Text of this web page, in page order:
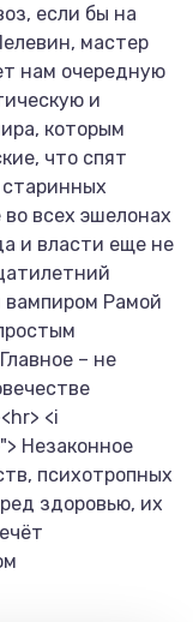
если бы на
мастер
нам очередную
и
которым
что спят
всех эшелонах
и власти еще не
вампиром Рамой
– не
<i
Незаконное
психотропных
здоровью, их